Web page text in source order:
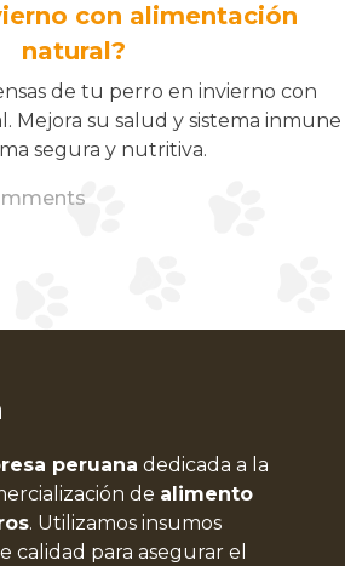
con alimentación
natural?
de tu perro en invierno con
Mejora su salud y sistema inmune
segura y nutritiva.
peruana dedicada a la
de alimento
. Utilizamos insumos
calidad para asegurar el